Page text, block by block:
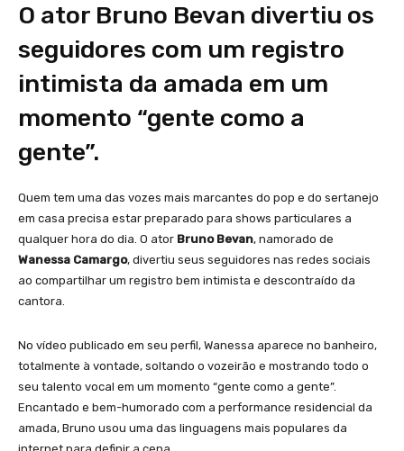
O ator Bruno Bevan divertiu os
seguidores com um registro
intimista da amada em um
momento “gente como a
gente”.
Quem tem uma das vozes mais marcantes do pop e do sertanejo
em casa precisa estar preparado para shows particulares a
qualquer hora do dia. O ator Bruno Bevan, namorado de
Wanessa Camargo, divertiu seus seguidores nas redes sociais
ao compartilhar um registro bem intimista e descontraído da
cantora.
No vídeo publicado em seu perfil, Wanessa aparece no banheiro,
totalmente à vontade, soltando o vozeirão e mostrando todo o
seu talento vocal em um momento “gente como a gente”.
Encantado e bem-humorado com a performance residencial da
amada, Bruno usou uma das linguagens mais populares da